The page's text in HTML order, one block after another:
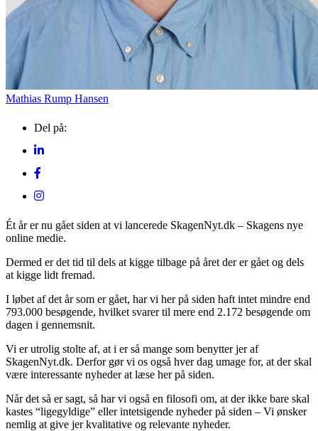
Mathias Rump Hansen
Del på:
Ét år er nu gået siden at vi lancerede SkagenNyt.dk – Skagens nye
online medie.
Dermed er det tid til dels at kigge tilbage på året der er gået og dels
at kigge lidt fremad.
I løbet af det år som er gået, har vi her på siden haft intet mindre end
793.000 besøgende, hvilket svarer til mere end 2.172 besøgende om
dagen i gennemsnit.
Vi er utrolig stolte af, at i er så mange som benytter jer af
SkagenNyt.dk. Derfor gør vi os også hver dag umage for, at der skal
være interessante nyheder at læse her på siden.
Når det så er sagt, så har vi også en filosofi om, at der ikke bare skal
kastes “ligegyldige” eller intetsigende nyheder på siden – Vi ønsker
nemlig at give jer kvalitative og relevante nyheder.